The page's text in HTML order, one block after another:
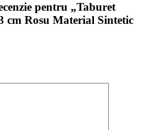
pentru „Taburet
Rosu Material Sintetic